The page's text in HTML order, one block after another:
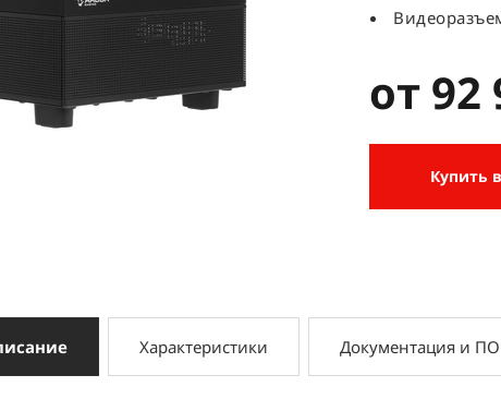
от 92
Купить
Характеристики Документация и ПО